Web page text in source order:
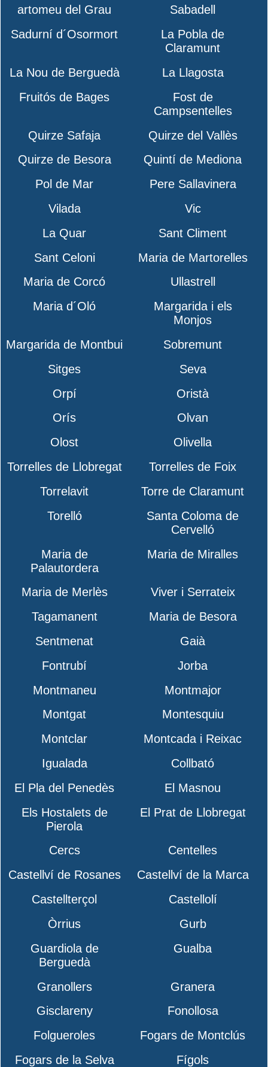
artomeu del Grau
Sabadell
Sadurní d´Osormort
La Pobla de
Claramunt
La Nou de Berguedà
La Llagosta
Fruitós de Bages
Fost de
Campsentelles
Quirze Safaja
Quirze del Vallès
Quirze de Besora
Quintí de Mediona
Pol de Mar
Pere Sallavinera
Vilada
Vic
La Quar
Sant Climent
Sant Celoni
Maria de Martorelles
Maria de Corcó
Ullastrell
Maria d´Oló
Margarida i els
Monjos
Margarida de Montbui
Sobremunt
Sitges
Seva
Orpí
Oristà
Orís
Olvan
Olost
Olivella
Torrelles de Llobregat
Torrelles de Foix
Torrelavit
Torre de Claramunt
Torelló
Santa Coloma de
Cervelló
Maria de
Palautordera
Maria de Miralles
Maria de Merlès
Viver i Serrateix
Tagamanent
Maria de Besora
Sentmenat
Gaià
Fontrubí
Jorba
Montmaneu
Montmajor
Montgat
Montesquiu
Montclar
Montcada i Reixac
Igualada
Collbató
El Pla del Penedès
El Masnou
Els Hostalets de
Pierola
El Prat de Llobregat
Cercs
Centelles
Castellví de Rosanes
Castellví de la Marca
Castellterçol
Castellolí
Òrrius
Gurb
Guardiola de
Berguedà
Gualba
Granollers
Granera
Gisclareny
Fonollosa
Folgueroles
Fogars de Montclús
Fogars de la Selva
Fígols